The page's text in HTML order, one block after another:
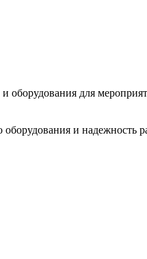
для
и надежность